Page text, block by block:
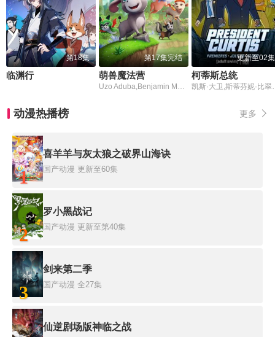
第18集
临渊行
第17集完结
萌兽魔法营
Uzo Aduba,Benjamin Mackey,Mason Blomberg
更新至02集
柯蒂斯总统
凯斯·大卫,斯
动漫热播榜 更多
1
喜羊羊与灰太狼之破界山海诀
国产动漫 更新至60集
2
罗小黑战记
国产动漫 更新至第40集
3
剑来第二季
国产动漫 全27集
仙逆剧场版神临之战